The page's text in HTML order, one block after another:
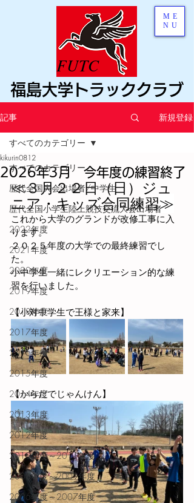
福島大学トラッククラブ
FUTC
ME
NU
記事 新規登録
すべてのカテゴリー
歴代全国大会出場者/中学生
歴代全国小学生陸上競技交流大会出場者
2022年度
2021年度
2020年度
2019年度
2018年度
2017年度
2016年度
2015年度
2014年度
2013年度
2012年度
2010年度～2011年度
2008年度～2009年度
2006年度～2007年度
すべてのカテゴリー
2026年3月 今年度の練習終了
kikurin0812
≪３月２２日（日）ジュ
ニア・キッズ合同練習≫
これから大学のグランドが改修工事に入
ります。
２０２５年度の大学での最終練習でし
た。
小中学生一緒にレクリエーション的な練
習を行いました。
【小対中学生で王様と家来】
【からだでじゃんけん】